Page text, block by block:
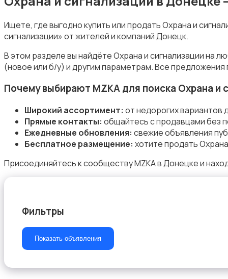
Посуда13
Сад и огород
Ищете, где выгодно купить или продать Охрана и
сигнализации» от жителей и компаний Донецк.
В этом разделе вы найдёте Охрана и сигнализации на
(новое или б/у) и другим параметрам. Все
Почему выбирают MZKA для поиска Охрана и
Широкий ассортимент: от недорогих вариантов
Прямые контакты: общайтесь с продавцами без
Ежедневные обновления: свежие объявления
Бесплатное размещение: хотите продать
Присоединяйтесь к сообществу MZKA в Донецке и
Фильтры
Показать объявления